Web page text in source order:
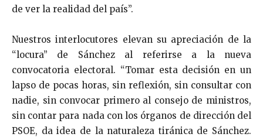
de ver la realidad del país”.
Nuestros interlocutores elevan su apreciación de la
“locura” de Sánchez al referirse a la nueva
convocatoria electoral. “Tomar esta decisión en un
lapso de pocas horas, sin reflexión, sin consultar con
nadie, sin convocar primero al consejo de ministros,
sin contar para nada con los órganos de dirección del
PSOE, da idea de la naturaleza tiránica de Sánchez.